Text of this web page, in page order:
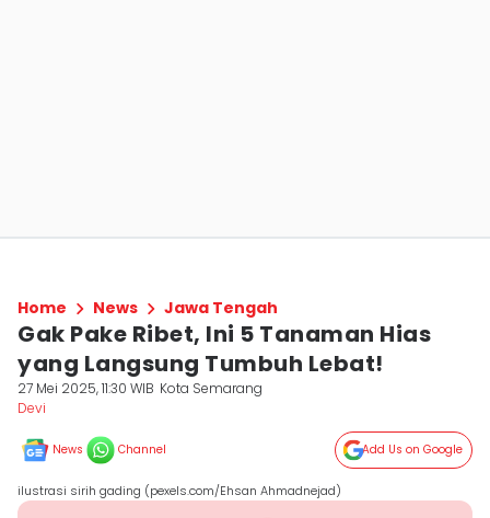
Home News Jawa Tengah
Gak Pake Ribet, Ini 5 Tanaman Hias
yang Langsung Tumbuh Lebat!
27 Mei 2025, 11:30 WIB Kota Semarang
Devi
News Channel Add Us on Google
ilustrasi sirih gading (pexels.com/Ehsan Ahmadnejad)